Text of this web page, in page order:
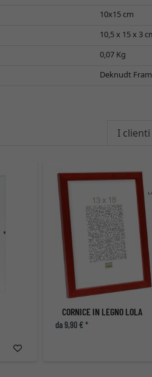
10x15 cm
10,5 x 15 x 3
0,07 Kg
Deknudt
I
CORNICE IN LEGNO LOLA
da 9,90 € *